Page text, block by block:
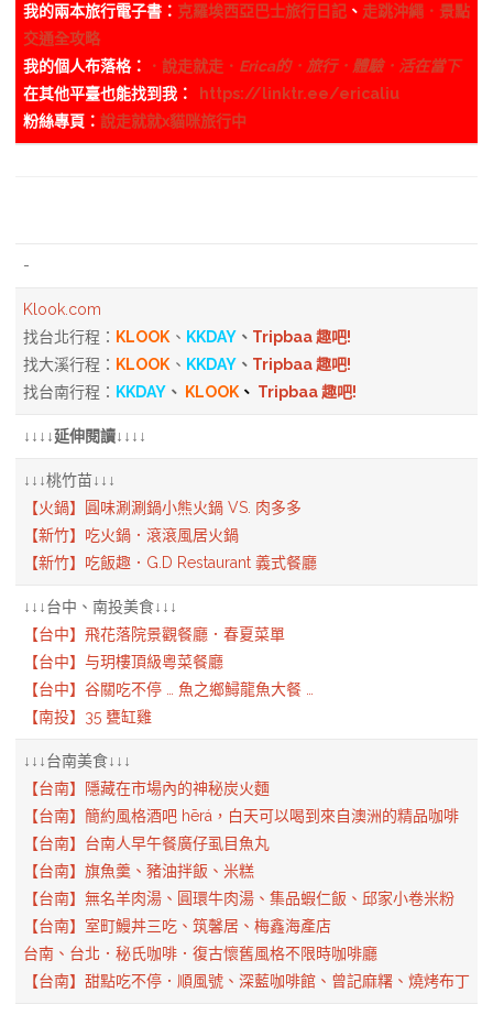
我的兩本旅行電子書： 克羅埃西亞巴士旅行日記 、 走跳沖繩．景點
交通全攻略
我的個人布落格：
．說走就走． Erica的．旅行．體驗．活在當下
在其他平臺也能找到我： https://linktr.ee/ericaliu
粉絲專頁： 說走就就x貓咪旅行中
-
Klook.com
找台北行程： KLOOK 、 KKDAY 、 Tripbaa 趣吧!
找大溪行程： KLOOK 、 KKDAY 、 Tripbaa 趣吧!
找台南行程： KKDAY 、 KLOOK、 Tripbaa 趣吧!
↓↓↓↓延伸閱讀↓↓↓↓
↓↓↓桃竹苗↓↓↓
【火鍋】圓味涮涮鍋小熊火鍋 VS. 肉多多
【新竹】吃火鍋．滾滾風居火鍋
【新竹】吃飯趣．G.D Restaurant 義式餐廳
↓↓↓台中、南投美食↓↓↓
【台中】飛花落院景觀餐廳．春夏菜單
【台中】与玥樓頂級粵菜餐廳
【台中】谷關吃不停 … 魚之鄉鱘龍魚大餐 …
【南投】35 甕缸雞
↓↓↓台南美食↓↓↓
【台南】隱藏在市場內的神秘炭火麵
【台南】簡約風格酒吧 hērá，白天可以喝到來自澳洲的精品咖啡
【台南】台南人早午餐廣仔虱目魚丸
【台南】旗魚羹、豬油拌飯、米糕
【台南】無名羊肉湯、圓環牛肉湯、集品蝦仁飯、邱家小卷米粉
【台南】室町鰻丼三吃、筑馨居、梅鑫海產店
台南、台北．秘氏咖啡．復古懷舊風格不限時咖啡廳
【台南】甜點吃不停．順風號、深藍咖啡館、曾記麻糬、燒烤布丁